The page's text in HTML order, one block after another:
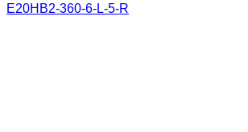
E20HB2-360-6-L-5-R